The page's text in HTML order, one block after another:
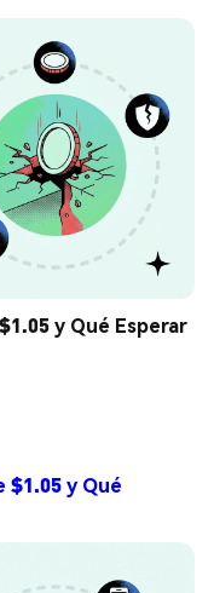
y Qué Esperar
$1.05 y Qué